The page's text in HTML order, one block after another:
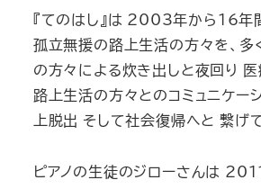
『てのはし』は 2003年から 16年
孤立無援の路上生活の方々を、多
の方々による炊き出しと夜回り
路上生活の方々とのコミュニケー
上脱出 そして社会復帰へと 繋げて
ピアノの生徒のジローさんは